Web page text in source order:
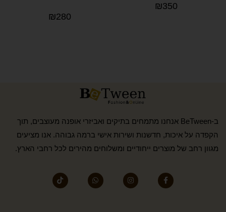
₪350
₪280
ב-BeTween אנחנו מתמחים בתיקים ואביזרי אופנה מעוצבים, תוך
הקפדה על איכות, חדשנות ושירות אישי ברמה גבוהה. אנו מציעים
מגוון רחב של מוצרים ייחודיים ומשלוחים מהירים לכל רחבי הארץ.